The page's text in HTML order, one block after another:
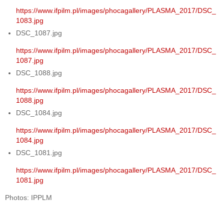
https://www.ifpilm.pl/images/phocagallery/PLASMA_2017/DSC_
1083.jpg
DSC_1087.jpg
https://www.ifpilm.pl/images/phocagallery/PLASMA_2017/DSC_
1087.jpg
DSC_1088.jpg
https://www.ifpilm.pl/images/phocagallery/PLASMA_2017/DSC_
1088.jpg
DSC_1084.jpg
https://www.ifpilm.pl/images/phocagallery/PLASMA_2017/DSC_
1084.jpg
DSC_1081.jpg
https://www.ifpilm.pl/images/phocagallery/PLASMA_2017/DSC_
1081.jpg
Photos: IPPLM